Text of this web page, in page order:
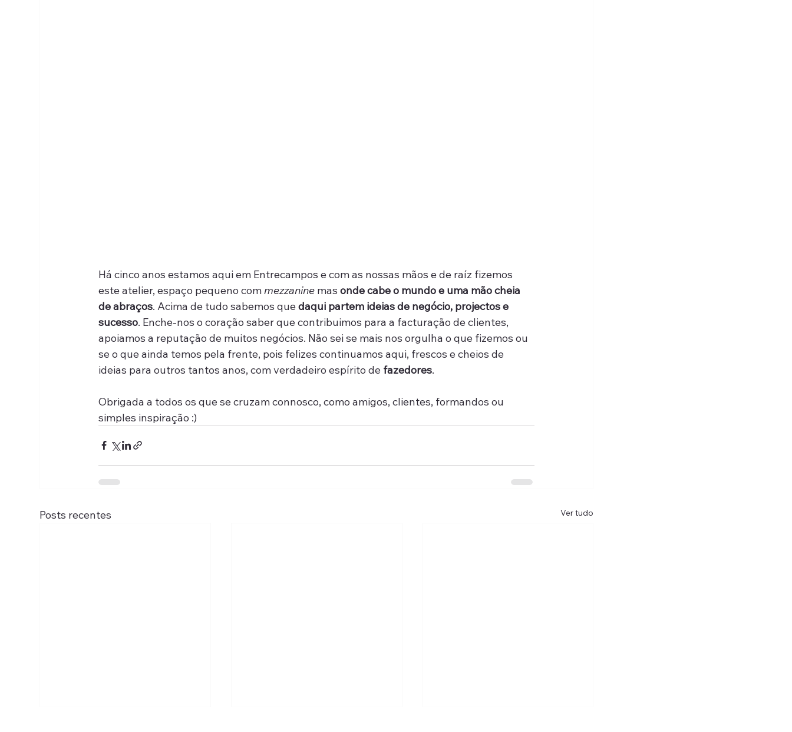
Há cinco anos estamos aqui em Entrecampos e com as nossas mãos e de raíz fizemos
este atelier, espaço pequeno com mezzanine mas onde cabe o mundo e uma mão cheia
de abraços. Acima de tudo sabemos que daqui partem ideias de negócio, projectos e
sucesso. Enche-nos o coração saber que contribuimos para a facturação de clientes,
apoiamos a reputação de muitos negócios. Não sei se mais nos orgulha o que fizemos ou
se o que ainda temos pela frente, pois felizes continuamos aqui, frescos e cheios de
ideias para outros tantos anos, com verdadeiro espírito de fazedores.
Obrigada a todos os que se cruzam connosco, como amigos, clientes, formandos ou
simples inspiração :)
Posts recentes Ver tudo